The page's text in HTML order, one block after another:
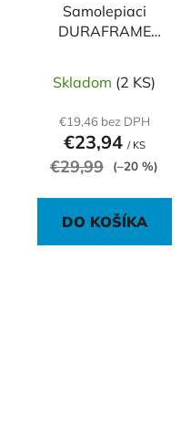
Samolepiaci
DURAFRAME
Skladom (2 KS)
€19,46 bez DPH
€23,94 / KS
€29,99 (–20 %)
DO KOŠÍKA